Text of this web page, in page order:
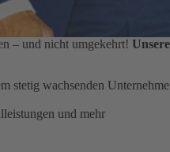
– und nicht umgekehrt! Unsere
stetig wachsenden
und mehr